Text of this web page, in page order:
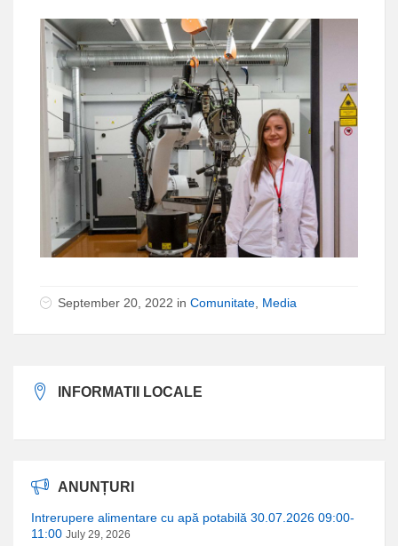
September 20, 2022 in Comunitate Media
INFORMATII LOCALE
ANUNȚURI
Intrerupere alimentare cu apă potabilă 30.07.2026 09:00-
11:00 July 29, 2026